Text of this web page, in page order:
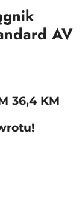
AV
36,4 KM